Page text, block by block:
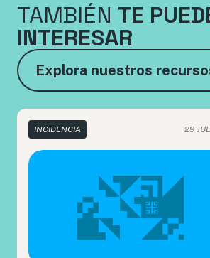
TAMBIÉN TE
INTERESAR
Explora nuestros
INCIDENCIA 29